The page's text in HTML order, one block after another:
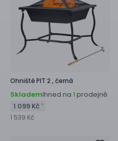
OhništěPIT 2 , černá
SklademIhned na 1 prodejně
1 099 Kč *
1 539 Kč